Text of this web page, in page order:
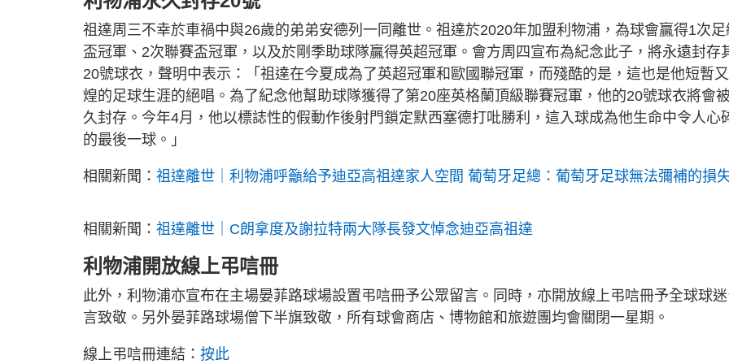
祖達周三不幸於車禍中與26歲的弟弟安德列一同離世。祖達於2020年加盟利物浦，為球會贏得1次足
盃冠軍、2次聯賽盃冠軍，以及於剛季助球隊贏得英超冠軍。會方周四宣布為紀念此子，將永遠封存
20號球衣，聲明中表示：「祖達在今夏成為了英超冠軍和歐國聯冠軍，而殘酷的是，這也是他短暫
煌的足球生涯的絕唱。為了紀念他幫助球隊獲得了第20座英格蘭頂級聯賽冠軍，他的20號球衣將會
久封存。今年4月，他以標誌性的假動作後射門鎖定默西塞德打吡勝利，這入球成為他生命中令人心
的最後一球。」
相關新聞： 祖達離世｜利物浦呼籲給予迪亞高祖達家人空間 葡萄牙足總：葡萄牙足球無法彌補的損
相關新聞： 祖達離世｜C朗拿度及謝拉特兩大隊長發文悼念迪亞高祖達
利物浦開放線上弔唁冊
此外，利物浦亦宣布在主場晏菲路球場設置弔唁冊予公眾留言。同時，亦開放線上弔唁冊予全球球
言致敬。另外晏菲路球場僧下半旗致敬，所有球會商店、博物館和旅遊團均會關閉一星期。
線上弔唁冊連結： 按此